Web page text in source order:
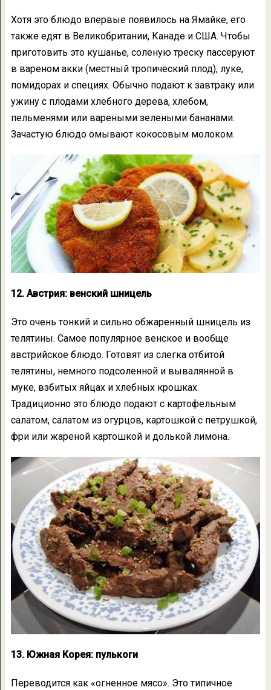
Хотя это блюдо впервые появилось на Ямайке, его
также едят в Великобритании, Канаде и США. Чтобы
приготовить это кушанье, соленую треску пассеруют
в вареном акки (местный тропический плод), луке,
помидорах и специях. Обычно подают к завтраку или
ужину с плодами хлебного дерева, хлебом,
пельменями или вареными зелеными бананами.
Зачастую блюдо омывают кокосовым молоком.
12. Австрия: венский шницель
Это очень тонкий и сильно обжаренный шницель из
телятины. Самое популярное венское и вообще
австрийское блюдо. Готовят из слегка отбитой
телятины, немного подсоленной и вывалянной в
муке, взбитых яйцах и хлебных крошках.
Традиционно это блюдо подают с картофельным
салатом, салатом из огурцов, картошкой с петрушкой,
фри или жареной картошкой и долькой лимона.
13. Южная Корея: пулькоги
Переводится как «огненное мясо». Это типичное